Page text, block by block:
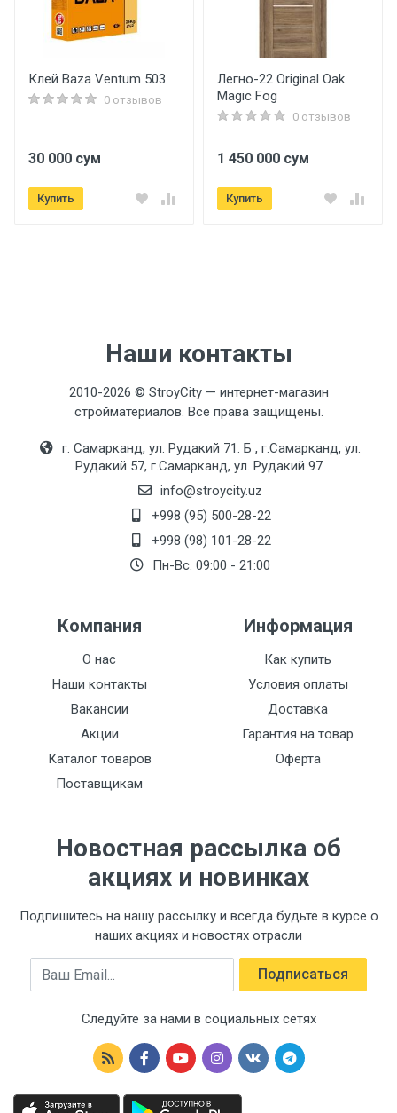
Страна производитель
Россия
Размеры
240 см.
Ширина
Клей Baza Ventum 503
0 отзывов
30 000 сум
Купить
Легно-22 Original Oak
Magic Fog
0 отзывов
1 450 000 сум
Купить
Наши контакты
2010-2026 © StroyCity — интернет-магазин
стройматериалов. Все права защищены.
г. Самарканд, ул. Рудакий 71. Б , г.Самарканд, ул.
Рудакий 57, г.Самарканд, ул. Рудакий 97
info@stroycity.uz
+998 (95) 500-28-22
+998 (98) 101-28-22
Пн-Вс. 09:00 - 21:00
Компания
О нас
Наши контакты
Вакансии
Акции
Каталог товаров
Поставщикам
Информация
Как купить
Условия оплаты
Доставка
Гарантия на товар
Оферта
Новостная рассылка об
акциях и новинках
Подпишитесь на нашу рассылку и всегда будьте в курсе о
наших акциях и новостях отрасли
Email Подписаться
Следуйте за нами в социальных сетях